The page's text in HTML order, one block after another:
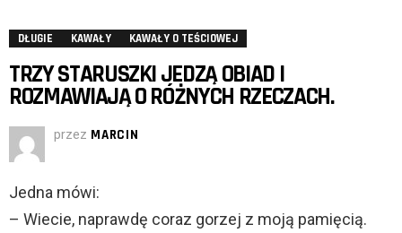
DŁUGIE KAWAŁY KAWAŁY O TEŚCIOWEJ
TRZY STARUSZKI JEDZĄ OBIAD I
ROZMAWIAJĄ O RÓŻNYCH RZECZACH.
przez MARCIN
Jedna mówi:
– Wiecie, naprawdę coraz gorzej z moją pamięcią.